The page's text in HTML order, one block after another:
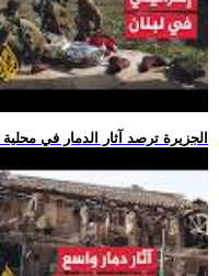
.. الجزيرة ترصد آثار الدمار في